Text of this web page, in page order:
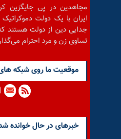
مجاهدین در پی جایگزین
ایران با یک دولت دموکراتیک
جدایی دین از دولت هستند
تساوی زن و مرد احترام
موقعيت ما روى شبكه
خبرهای در حال خوانده